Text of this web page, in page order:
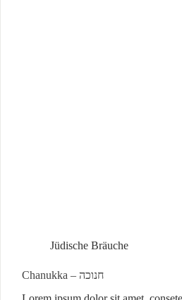
Jüdische Bräuche
Chanukka – חנוכה